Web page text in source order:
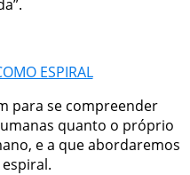
para se compreender
quanto o próprio
e a que abordaremos